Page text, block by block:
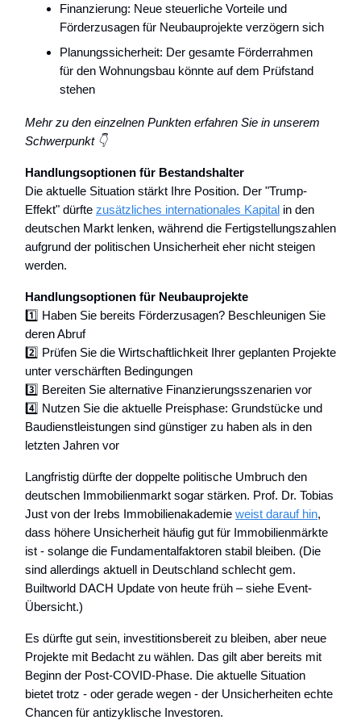
Finanzierung: Neue steuerliche Vorteile und
Förderzusagen für Neubauprojekte verzögern sich
Planungssicherheit: Der gesamte Förderrahmen
für den Wohnungsbau könnte auf dem Prüfstand
stehen
Mehr zu den einzelnen Punkten erfahren Sie in unserem
Schwerpunkt 👇
Handlungsoptionen für Bestandshalter
Die aktuelle Situation stärkt Ihre Position. Der "Trump-
Effekt" dürfte zusätzliches internationales Kapital in den
deutschen Markt lenken, während die Fertigstellungszahlen
aufgrund der politischen Unsicherheit eher nicht steigen
werden.
Handlungsoptionen für Neubauprojekte
1️⃣ Haben Sie bereits Förderzusagen? Beschleunigen Sie
deren Abruf
2️⃣ Prüfen Sie die Wirtschaftlichkeit Ihrer geplanten Projekte
unter verschärften Bedingungen
3️⃣ Bereiten Sie alternative Finanzierungsszenarien vor
4️⃣ Nutzen Sie die aktuelle Preisphase: Grundstücke und
Baudienstleistungen sind günstiger zu haben als in den
letzten Jahren vor
Langfristig dürfte der doppelte politische Umbruch den
deutschen Immobilienmarkt sogar stärken. Prof. Dr. Tobias
Just von der Irebs Immobilienakademie weist darauf hin,
dass höhere Unsicherheit häufig gut für Immobilienmärkte
ist - solange die Fundamentalfaktoren stabil bleiben. (Die
sind allerdings aktuell in Deutschland schlecht gem.
Builtworld DACH Update von heute früh – siehe Event-
Übersicht.)
Es dürfte gut sein, investitionsbereit zu bleiben, aber neue
Projekte mit Bedacht zu wählen. Das gilt aber bereits mit
Beginn der Post-COVID-Phase. Die aktuelle Situation
bietet trotz - oder gerade wegen - der Unsicherheiten echte
Chancen für antizyklische Investoren.